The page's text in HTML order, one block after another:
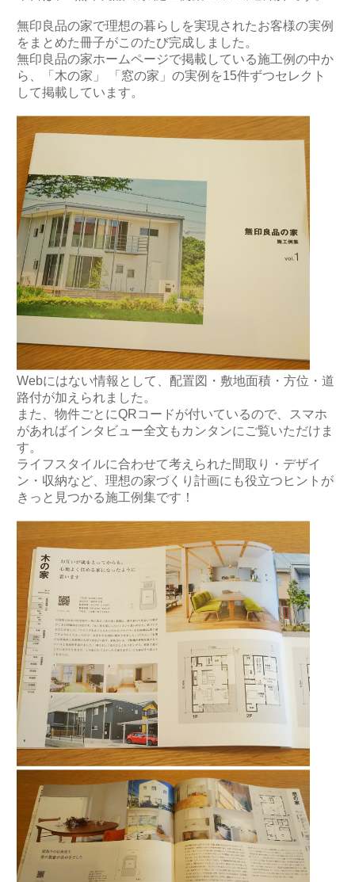
無印良品の家で理想の暮らしを実現されたお客様の実例
をまとめた冊子がこのたび完成しました。
無印良品の家ホームページで掲載している施工例の中か
ら、「木の家」 「窓の家」の実例を15件ずつセレクト
して掲載しています。
Webにはない情報として、配置図・敷地面積・方位・道
路付が加えられました。
また、物件ごとにQRコードが付いているので、スマホ
があればインタビュー全文もカンタンにご覧いただけま
す。
ライフスタイルに合わせて考えられた間取り・デザイ
ン・収納など、理想の家づくり計画にも役立つヒントが
きっと見つかる施工例集です！